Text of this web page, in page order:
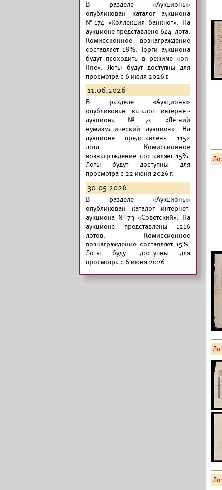
В разделе «Аукционы»
опубликован каталог аукциона
№174 «Коллекция банкнот». На
аукционе представлено 644 лота.
Комиссионное вознаграждение
составляет 18%. Торги аукциона
будут проходить в режиме «on-
line». Лоты будут доступны для
просмотра с 6 июля 2026 г.
11.06.2026
В разделе «Аукционы»
опубликован каталог интернет-
аукциона №74 «Летний
нумизматический аукцион». На
аукционе представлены 1152
лота. Комиссионное
вознаграждение составляет 15%.
Лоты будут доступны для
просмотра с 22 июня 2026 г.
30.05.2026
В разделе «Аукционы»
опубликован каталог интернет-
аукциона №73 «Советский». На
аукционе представлены 1216
лотов. Комиссионное
вознаграждение составляет 15%.
Лоты будут доступны для
просмотра с 6 июня 2026 г.